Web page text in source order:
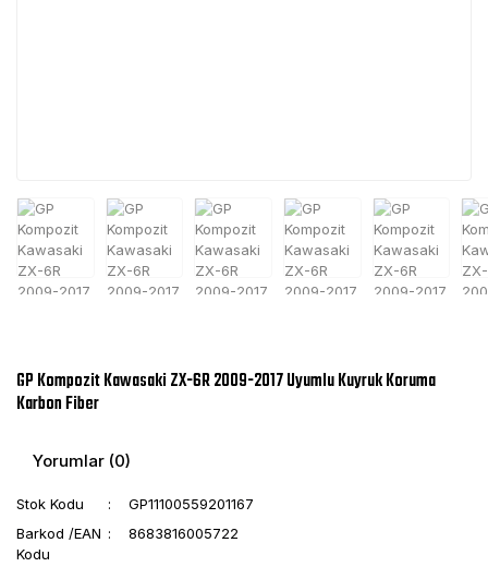
GP Kompozit Kawasaki ZX-6R 2009-2017 Uyumlu Kuyruk Koruma
Karbon Fiber
Yorumlar (0)
Stok Kodu
GP11100559201167
Barkod /EAN
Kodu
8683816005722